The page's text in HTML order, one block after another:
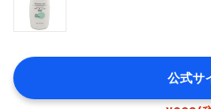
公式サ